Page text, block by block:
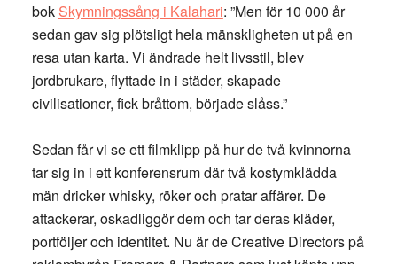
bok Skymningssång i Kalahari: ”Men för 10 000 år
sedan gav sig plötsligt hela mänskligheten ut på en
resa utan karta. Vi ändrade helt livsstil, blev
jordbrukare, flyttade in i städer, skapade
civilisationer, fick bråttom, började slåss.”
Sedan får vi se ett filmklipp på hur de två kvinnorna
tar sig in i ett konferensrum där två kostymklädda
män dricker whisky, röker och pratar affärer. De
attackerar, oskadliggör dem och tar deras kläder,
portföljer och identitet. Nu är de Creative Directors på